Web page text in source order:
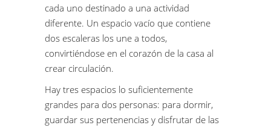
cada uno destinado a una actividad
diferente. Un espacio vacío que contiene
dos escaleras los une a todos,
convirtiéndose en el corazón de la casa al
crear circulación.
Hay tres espacios lo suficientemente
grandes para dos personas: para dormir,
guardar sus pertenencias y disfrutar de las